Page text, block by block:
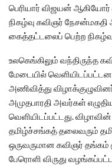
பெரியார் விஜயன்
நிகழ்வு கவிஞர்
கைத்தட்டலைப் பெற்ற
உலகெங்கிலும் வந்திருந்த
மேடையில் வெளியிடப்பட்டன.
அணிவித்து
அமுதபாரதி அவர்கள்
வெளியிடப்பட்டது.
தமிழ்ச்சங்கத் தலைவரும்
ஒருவருமான கவிஞர் தங்கம்
பேரொளி விருது